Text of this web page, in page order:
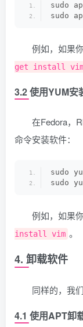
sudo
sudo
例如，如果
get install
3.2 使用YUM安
在Fedora，
命令安装软件：
sudo
sudo
例如，如果
install vim 。
4. 卸载软件
同样的，我
4.1 使用APT卸